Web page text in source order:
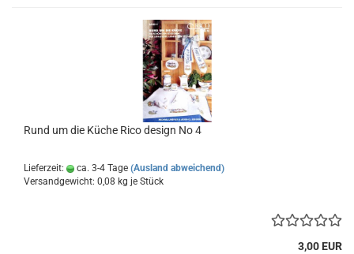
Rund um die Küche Rico design No 4
Lieferzeit: ca. 3-4 Tage (Ausland abweichend)
Versandgewicht: 0,08 kg je Stück
3,00 EUR